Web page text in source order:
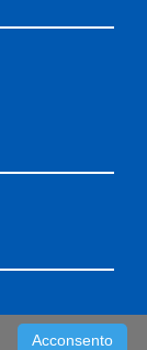
Acconsento